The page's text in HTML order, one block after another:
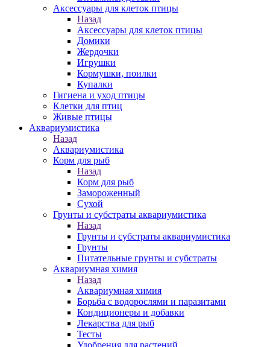
Аксессуары для клеток птицы
Назад
Аксессуары для клеток птицы
Домики
Жердочки
Игрушки
Кормушки, поилки
Купалки
Гигиена и уход птицы
Клетки для птиц
Живые птицы
Аквариумистика
Назад
Аквариумистика
Корм для рыб
Назад
Корм для рыб
Замороженный
Сухой
Грунты и субстраты аквариумистика
Назад
Грунты и субстраты аквариумистика
Грунты
Питательные грунты и субстраты
Аквариумная химия
Назад
Аквариумная химия
Борьба с водорослями и паразитами
Кондиционеры и добавки
Лекарства для рыб
Тесты
Удобрения для растений